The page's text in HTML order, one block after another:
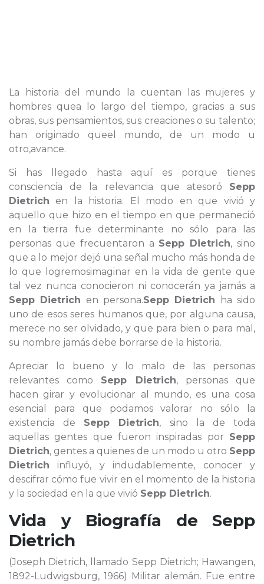
La historia del mundo la cuentan las mujeres y
hombres quea lo largo del tiempo, gracias a sus
obras, sus pensamientos, sus creaciones o su talento;
han originado queel mundo, de un modo u
otro,avance.
Si has llegado hasta aquí es porque tienes
consciencia de la relevancia que atesoró Sepp
Dietrich en la historia. El modo en que vivió y
aquello que hizo en el tiempo en que permaneció
en la tierra fue determinante no sólo para las
personas que frecuentaron a Sepp Dietrich, sino
que a lo mejor dejó una señal mucho más honda de
lo que logremosimaginar en la vida de gente que
tal vez nunca conocieron ni conocerán ya jamás a
Sepp Dietrich en persona.Sepp Dietrich ha sido
uno de esos seres humanos que, por alguna causa,
merece no ser olvidado, y que para bien o para mal,
su nombre jamás debe borrarse de la historia.
Apreciar lo bueno y lo malo de las personas
relevantes como Sepp Dietrich, personas que
hacen girar y evolucionar al mundo, es una cosa
esencial para que podamos valorar no sólo la
existencia de Sepp Dietrich, sino la de toda
aquellas gentes que fueron inspiradas por Sepp
Dietrich, gentes a quienes de un modo u otro Sepp
Dietrich influyó, y indudablemente, conocer y
descifrar cómo fue vivir en el momento de la historia
y la sociedad en la que vivió Sepp Dietrich.
Vida y Biografía de Sepp
Dietrich
(Joseph Dietrich, llamado Sepp Dietrich; Hawangen,
1892-Ludwigsburg, 1966) Militar alemán. Fue entre